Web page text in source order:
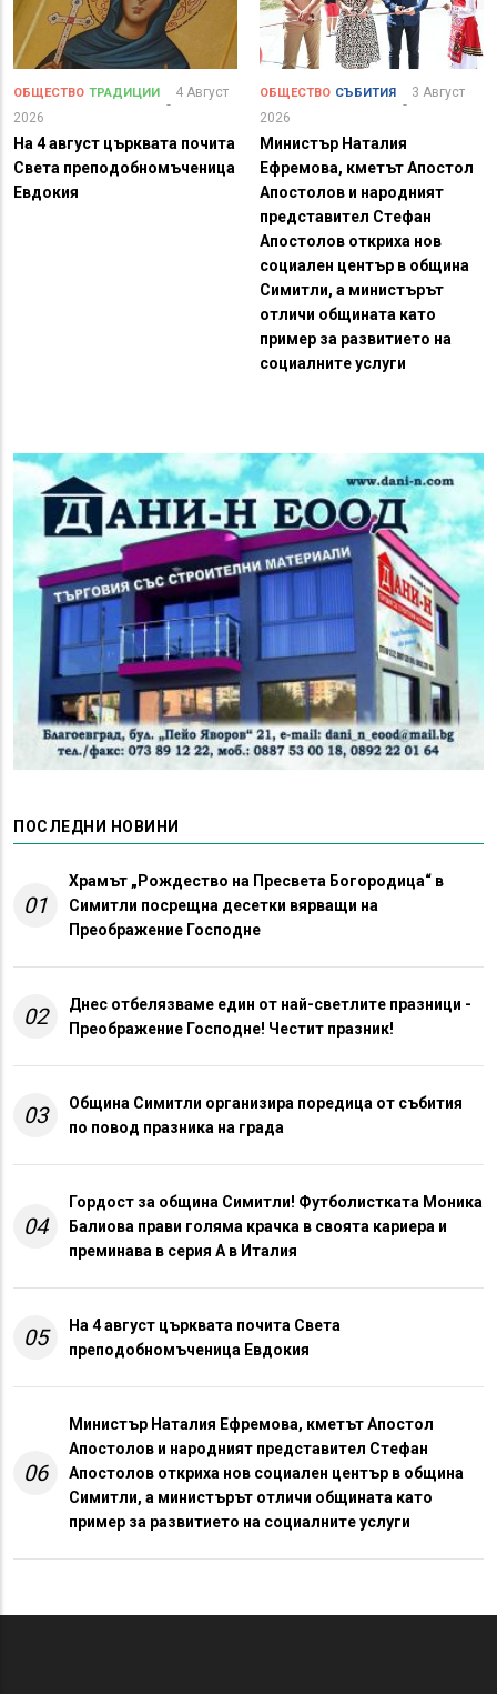
ОБЩЕСТВО ТРАДИЦИИ
4 Август
2026
На 4 август църквата почита
Света преподобномъченица
Евдокия
ОБЩЕСТВО СЪБИТИЯ
3 Август
2026
Министър Наталия
Ефремова, кметът Апостол
Апостолов и народният
представител Стефан
Апостолов откриха нов
социален център в община
Симитли, а министърът
отличи общината като
пример за развитието на
социалните услуги
ПОСЛЕДНИ НОВИНИ
01
Храмът „Рождество на Пресвета Богородица“ в
Симитли посрещна десетки вярващи на
Преображение Господне
02
Днес отбелязваме един от най-светлите празници -
Преображение Господне! Честит празник!
03
Община Симитли организира поредица от събития
по повод празника на града
04
Гордост за община Симитли! Футболистката Моника
Балиова прави голяма крачка в своята кариера и
преминава в серия А в Италия
05
На 4 август църквата почита Света
преподобномъченица Евдокия
06
Министър Наталия Ефремова, кметът Апостол
Апостолов и народният представител Стефан
Апостолов откриха нов социален център в община
Симитли, а министърът отличи общината като
пример за развитието на социалните услуги